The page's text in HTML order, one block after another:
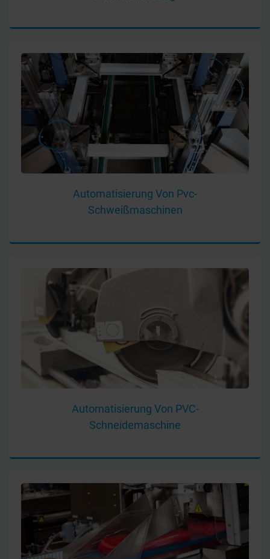
Automatisierung Von Pvc-
Schweißmaschinen
Automatisierung Von PVC-
Schneidemaschine